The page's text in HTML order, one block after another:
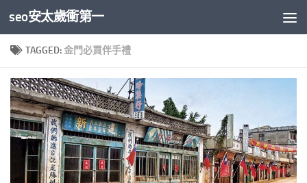
Skip to content
seo安太歲衝第一
TAGGED:金門必買伴手禮